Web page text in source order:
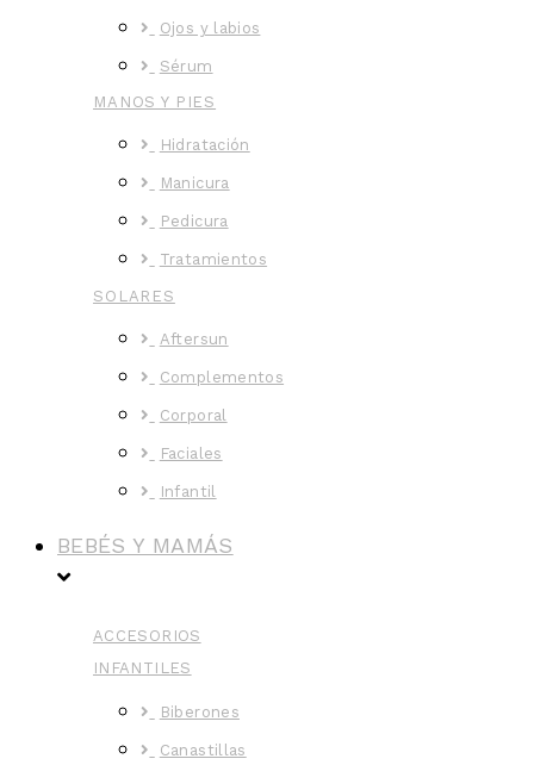
Ojos y labios
Sérum
MANOS Y PIES
Hidratación
Manicura
Pedicura
Tratamientos
SOLARES
Aftersun
Complementos
Corporal
Faciales
Infantil
BEBÉS Y MAMÁS
ACCESORIOS
INFANTILES
Biberones
Canastillas